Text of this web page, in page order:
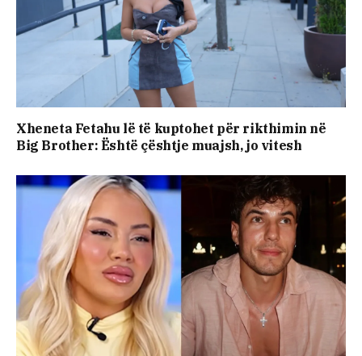
Xheneta Fetahu lë të kuptohet për rikthimin në
Big Brother: Është çështje muajsh, jo vitesh